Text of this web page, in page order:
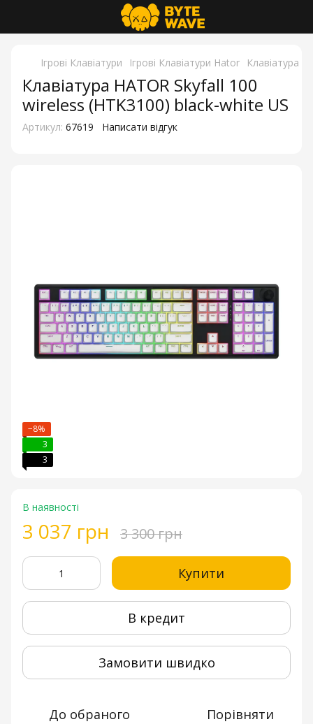
Ігрові Клавіатури Ігрові Клавіатури Hator Клавіатура
Клавіатура HATOR Skyfall 100
wireless (HTK3100) black-white US
Артикул: 67619 Написати відгук
−8%
3
3
В наявності
3 037 грн 3 300 грн
Купити
В кредит
Замовити швидко
До обраного Порівняти